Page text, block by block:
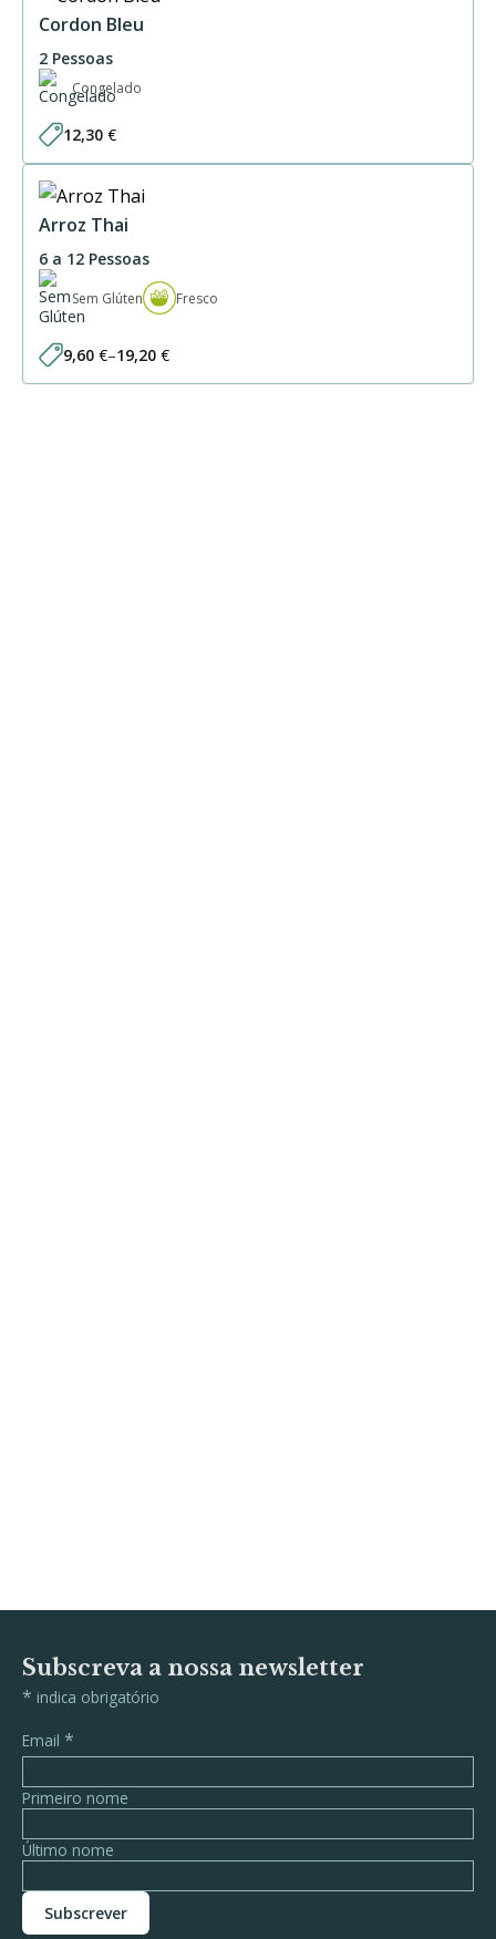
Cordon Bleu
2 Pessoas
Congelado
12,30 €
Arroz Thai
6 a 12 Pessoas
Sem Glúten Fresco
9,60 €–19,20 €
Price
range:
Subscreva a nossa newsletter
* indica obrigatório
Email *
Primeiro nome
Último nome